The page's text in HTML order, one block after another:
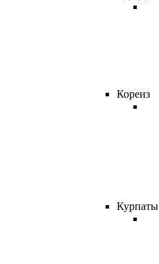
Кореиз
Курпаты